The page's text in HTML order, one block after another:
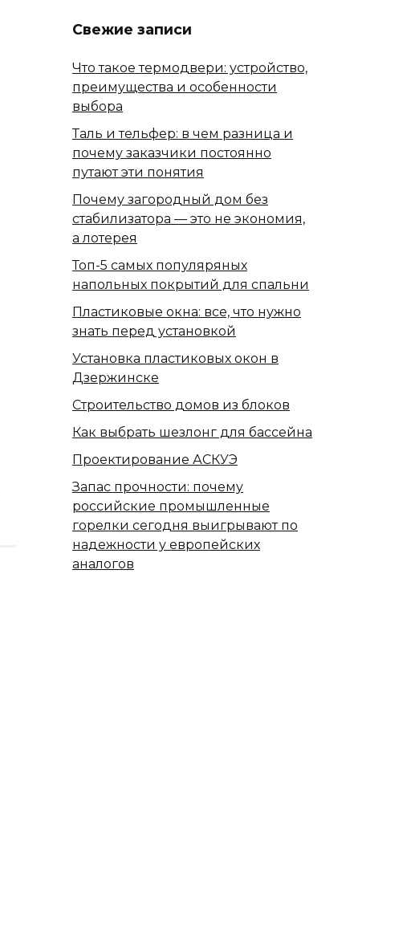
Свежие записи
Что такое термодвери: устройство,
преимущества и особенности
выбора
Таль и тельфер: в чем разница и
почему заказчики постоянно
путают эти понятия
Почему загородный дом без
стабилизатора — это не экономия,
а лотерея
Топ-5 самых популяряных
напольных покрытий для спальни
Пластиковые окна: все, что нужно
знать перед установкой
Установка пластиковых окон в
Дзержинске
Строительство домов из блоков
Как выбрать шезлонг для бассейна
Проектирование АСКУЭ
Запас прочности: почему
российские промышленные
горелки сегодня выигрывают по
надежности у европейских
аналогов